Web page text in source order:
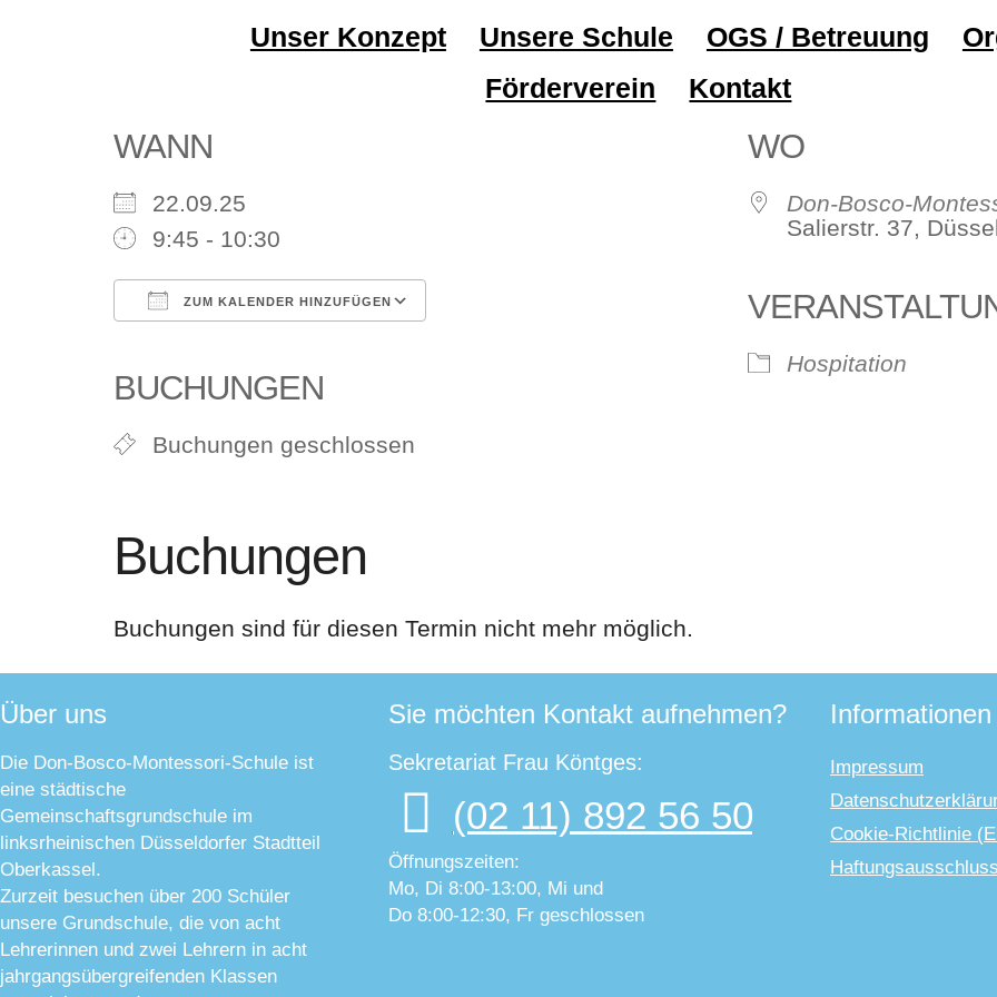
Unser Konzept Unsere Schule OGS / Betreuung
Förderverein
Kontakt
WANN
22.09.25
9:45 - 10:30
ZUM KALENDER HINZUFÜGEN
iCalendar
BUCHUNGEN
Buchungen geschlossen
WO
Don-Bosco-
Salierstr. 37,
Hospitation
Buchungen
Buchungen sind für diesen Termin nicht mehr möglich.
Über uns
Die Don-Bosco-Montessori-Schule ist
eine städtische
Gemeinschaftsgrundschule im
linksrheinischen Düsseldorfer Stadtteil
Oberkassel.
Zurzeit besuchen über 200 Schüler
unsere Grundschule, die von acht
Lehrerinnen und zwei Lehrern in acht
jahrgangsübergreifenden Klassen
Sie möchten Kontakt aufnehmen?
Sekretariat Frau Köntges:
(02 11) 892 56 50
Öffnungszeiten:
Mo, Di 8:00-13:00, Mi und
Do 8:00-12:30, Fr geschlossen
Informationen
Impressum
Cookie-Richtlinie
Haftungsausschluss